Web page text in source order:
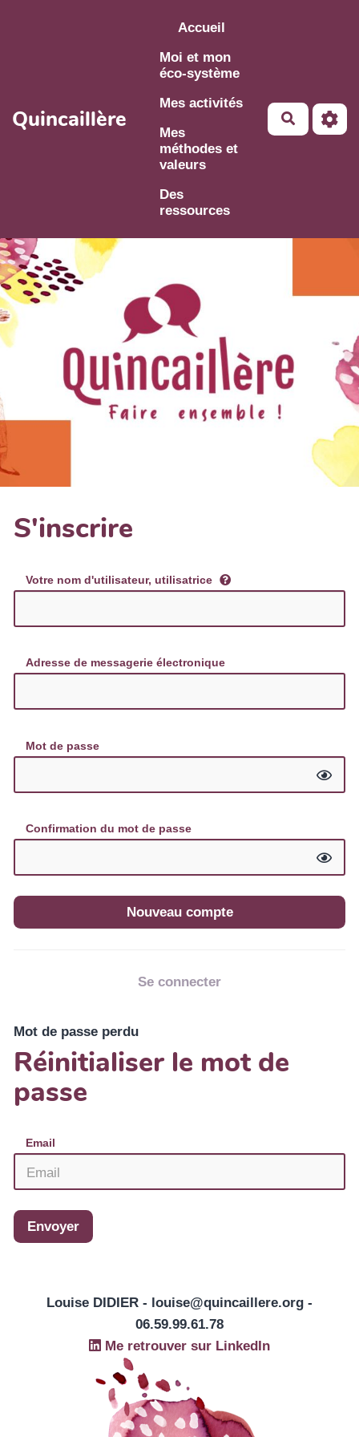
Aller au contenu principal
Quincaillère
Accueil
Moi et mon
éco-système
Mes activités
Mes
méthodes et
valeurs
Des
ressources
S'inscrire
Votre nom d'utilisateur, utilisatrice
Adresse de messagerie électronique
Mot de passe
Confirmation du mot de passe
Se connecter
Mot de passe perdu
Réinitialiser le mot de
passe
Email
Envoyer
Louise DIDIER - louise@quincaillere.org -
06.59.99.61.78
Me retrouver sur LinkedIn